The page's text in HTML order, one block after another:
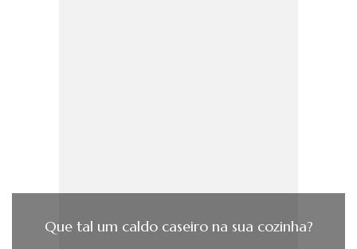
Que tal um caldo caseiro na sua cozinha?